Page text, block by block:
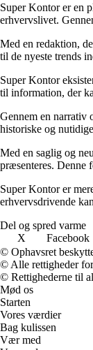
Super Kontor er en
erhvervslivet.
Med en redaktion,
til de nyeste trends
Super Kontor
til information, der
Gennem en narrativ
historiske og
Med en saglig og
præsenteres. Denne
Super Kontor er
erhvervsdrivende
Del og spred varme
X
Facebook
© Ophavsret
© Alle rettigheder
© Rettighederne til
Mød os
Starten
Vores værdier
Bag kulissen
Vær med